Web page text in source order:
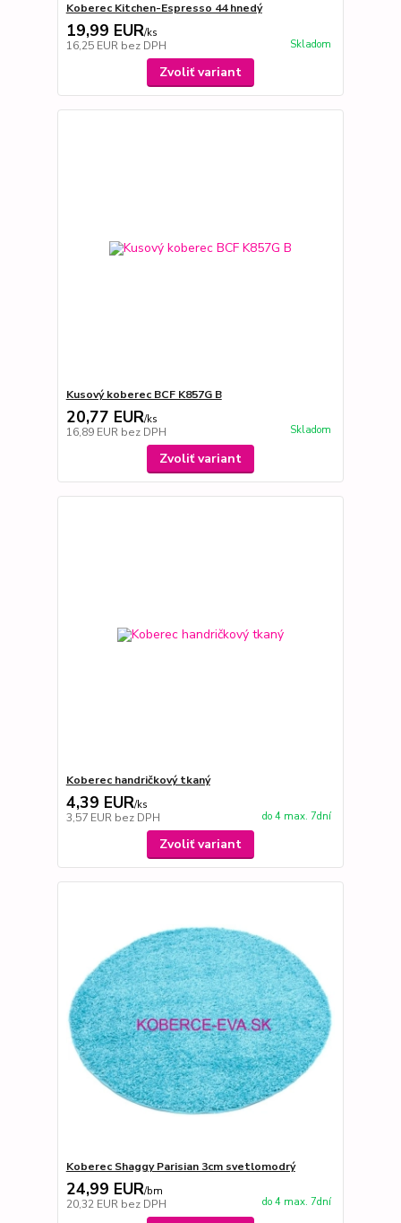
Koberec Kitchen-Espresso 44 hnedý
19,99 EUR/ks
16,25 EUR bez DPH Skladom
Zvoliť variant
Kusový koberec BCF K857G B
20,77 EUR/ks
16,89 EUR bez DPH Skladom
Zvoliť variant
Koberec handričkový tkaný
4,39 EUR/ks
3,57 EUR bez DPH do 4 max. 7dní
Zvoliť variant
Koberec Shaggy Parisian 3cm svetlomodrý
24,99 EUR/bm
20,32 EUR bez DPH do 4 max. 7dní